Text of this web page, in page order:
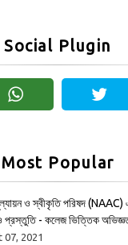
Social Plugin
Most Popular
মূল্যায়ন ও স্বীকৃতি পরিষদ
প্রস্তুতি - কলেজ ভিত্তিক
07, 2021